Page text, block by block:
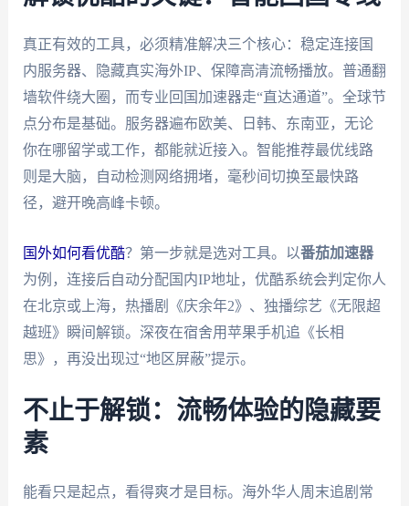
真正有效的工具，必须精准解决三个核心：稳定连接国
内服务器、隐藏真实海外IP、保障高清流畅播放。普通翻
墙软件绕大圈，而专业回国加速器走“直达通道”。全球节
点分布是基础。服务器遍布欧美、日韩、东南亚，无论
你在哪留学或工作，都能就近接入。智能推荐最优线路
则是大脑，自动检测网络拥堵，毫秒间切换至最快路
径，避开晚高峰卡顿。
国外如何看优酷？第一步就是选对工具。以番茄加速器
为例，连接后自动分配国内IP地址，优酷系统会判定你人
在北京或上海，热播剧《庆余年2》、独播综艺《无限超
越班》瞬间解锁。深夜在宿舍用苹果手机追《长相
思》，再没出现过“地区屏蔽”提示。
不止于解锁：流畅体验的隐藏要
素
能看只是起点，看得爽才是目标。海外华人周末追剧常